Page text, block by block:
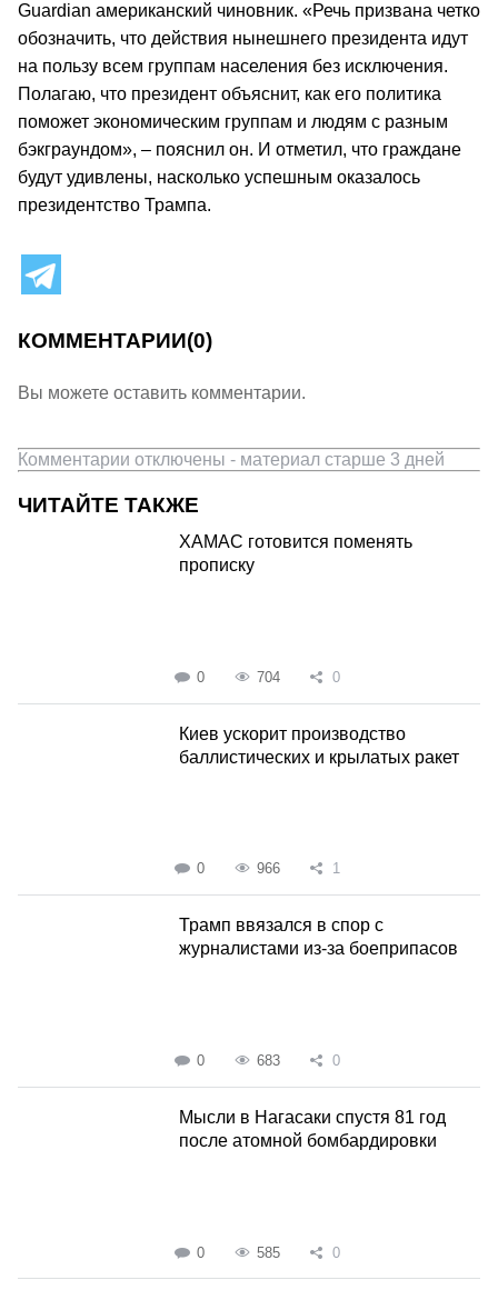
Guardian американский чиновник. «Речь призвана четко
обозначить, что действия нынешнего президента идут
на пользу всем группам населения без исключения.
Полагаю, что президент объяснит, как его политика
поможет экономическим группам и людям с разным
бэкграундом», – пояснил он. И отметил, что граждане
будут удивлены, насколько успешным оказалось
президентство Трампа.
КОММЕНТАРИИ(0)
Вы можете оставить комментарии.
Комментарии отключены - материал старше 3 дней
ЧИТАЙТЕ ТАКЖЕ
ХАМАС готовится поменять
прописку
0 704 0
Киев ускорит производство
баллистических и крылатых ракет
0 966 1
Трамп ввязался в спор с
журналистами из-за боеприпасов
0 683 0
Мысли в Нагасаки спустя 81 год
после атомной бомбардировки
0 585 0